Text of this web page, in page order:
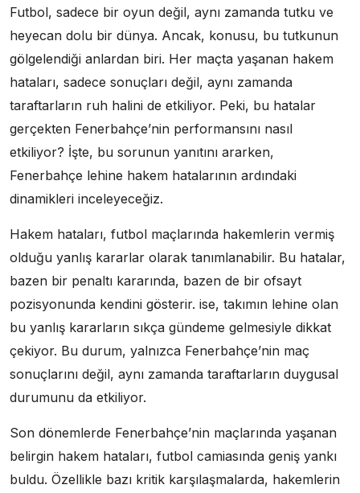
Futbol, sadece bir oyun değil, aynı zamanda tutku ve
heyecan dolu bir dünya. Ancak, konusu, bu tutkunun
gölgelendiği anlardan biri. Her maçta yaşanan hakem
hataları, sadece sonuçları değil, aynı zamanda
taraftarların ruh halini de etkiliyor. Peki, bu hatalar
gerçekten Fenerbahçe’nin performansını nasıl
etkiliyor? İşte, bu sorunun yanıtını ararken,
Fenerbahçe lehine hakem hatalarının ardındaki
dinamikleri inceleyeceğiz.
Hakem hataları, futbol maçlarında hakemlerin vermiş
olduğu yanlış kararlar olarak tanımlanabilir. Bu hatalar,
bazen bir penaltı kararında, bazen de bir ofsayt
pozisyonunda kendini gösterir. ise, takımın lehine olan
bu yanlış kararların sıkça gündeme gelmesiyle dikkat
çekiyor. Bu durum, yalnızca Fenerbahçe’nin maç
sonuçlarını değil, aynı zamanda taraftarların duygusal
durumunu da etkiliyor.
Son dönemlerde Fenerbahçe’nin maçlarında yaşanan
belirgin hakem hataları, futbol camiasında geniş yankı
buldu. Özellikle bazı kritik karşılaşmalarda, hakemlerin